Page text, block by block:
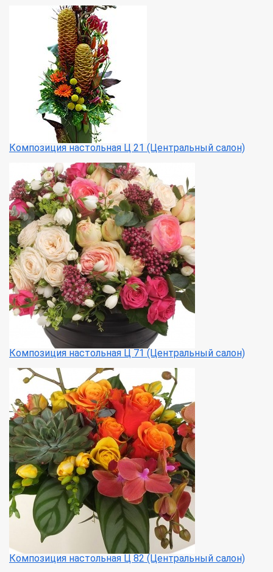
Композиция настольная Ц 21 (Центральный салон)
Композиция настольная Ц 71 (Центральный салон)
Композиция настольная Ц 82 (Центральный салон)